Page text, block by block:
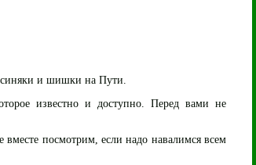
и шишки на Пути.
известно и доступно. Перед вами не
вместе посмотрим, если надо навалимся всем